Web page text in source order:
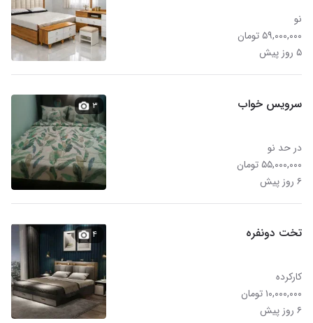
نو
۵۹,۰۰۰,۰۰۰ تومان
۵ روز پیش
سرویس خواب
در حد نو
۵۵,۰۰۰,۰۰۰ تومان
۶ روز پیش
۳
تخت دونفره
کارکرده
۱۰,۰۰۰,۰۰۰ تومان
۶ روز پیش
۴